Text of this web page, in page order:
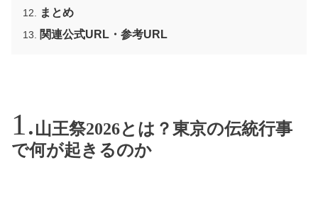
まとめ
関連公式URL・参考URL
山王祭2026とは？東京の伝統行事
で何が起きるのか